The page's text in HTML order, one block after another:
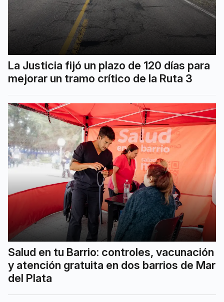
La Justicia fijó un plazo de 120 días para
mejorar un tramo crítico de la Ruta 3
Salud en tu Barrio: controles, vacunación
y atención gratuita en dos barrios de Mar
del Plata